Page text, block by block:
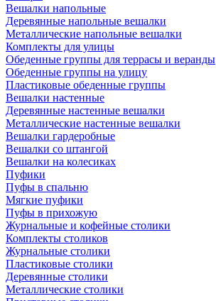
Вешалки напольные
Деревянные напольные вешалки
Металлические напольные вешалки
Комплекты для улицы
Обеденные группы для террасы и веранды
Обеденные группы на улицу
Пластиковые обеденные группы
Вешалки настенные
Деревянные настенные вешалки
Металлические настенные вешалки
Вешалки гардеробные
Вешалки со штангой
Вешалки на колесиках
Пуфики
Пуфы в спальню
Мягкие пуфики
Пуфы в прихожую
Журнальные и кофейные столики
Комплекты столиков
Журнальные столики
Пластиковые столики
Деревянные столики
Металлические столики